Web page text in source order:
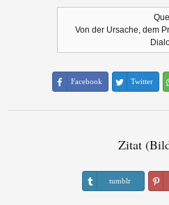
Von der Ursache, dem
Facebook Twitter
Zitat
tumblr